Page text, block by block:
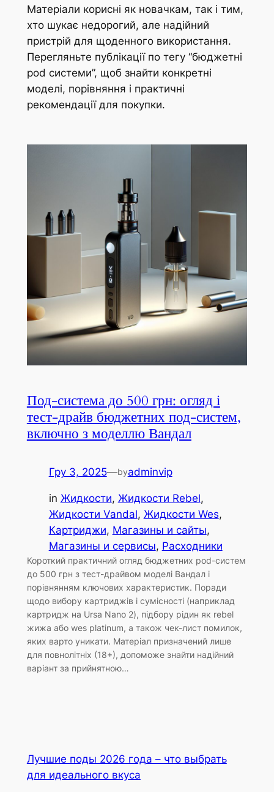
Матеріали корисні як новачкам, так і тим,
хто шукає недорогий, але надійний
пристрій для щоденного використання.
Перегляньте публікації по тегу “бюджетні
pod системи”, щоб знайти конкретні
моделі, порівняння і практичні
рекомендації для покупки.
Под-система до 500 грн: огляд і
тест-драйв бюджетних под-систем,
включно з моделлю Вандал
Гру 3, 2025—byadminvip
in Жидкости, Жидкости Rebel
Жидкости Vandal, Жидкости Wes
Картриджи, Магазины и сайты
Магазины и сервисы, Расходники
Короткий практичний огляд бюджетних pod-систем
до 500 грн з тест-драйвом моделі Вандал і
порівнянням ключових характеристик. Поради
щодо вибору картриджів і сумісності (наприклад
картридж на Ursa Nano 2), підбору рідин як rebel
жижа або wes platinum, а також чек-лист помилок,
яких варто уникати. Матеріал призначений лише
для повнолітніх (18+), допоможе знайти надійний
варіант за прийнятною…
Лучшие поды 2026 года – что выбрать
для идеального вкуса